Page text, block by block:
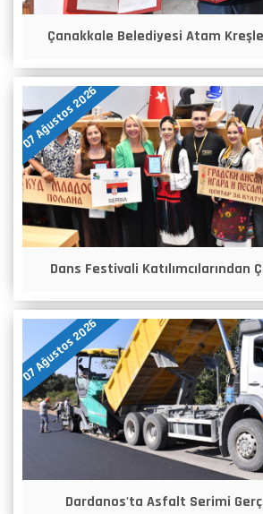
Çanakkale Belediyesi Atam
07 Ağustos 2026
Dans Festivali Katılımcılarından
07 Ağustos 2026
Dardanos'ta Asfalt Serimi